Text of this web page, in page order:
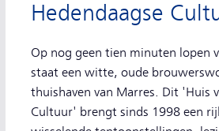
Hedendaagse
Op nog geen tien minuten lopen
staat een witte, oude
thuishaven van Marres. Dit 'Huis
Cultuur' brengt sinds 1998 een